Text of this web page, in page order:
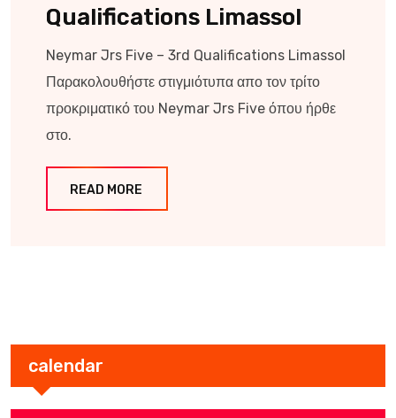
Qualifications Limassol
Neymar Jrs Five – 3rd Qualifications Limassol
Παρακολουθήστε στιγμιότυπα απο τον τρίτο
προκριματικό του Neymar Jrs Five όπου ήρθε
στο.
READ MORE
calendar